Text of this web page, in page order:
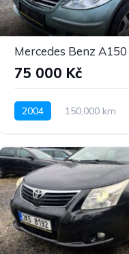
Mercedes Benz A150
75 000 Kč
2004 150,000 km